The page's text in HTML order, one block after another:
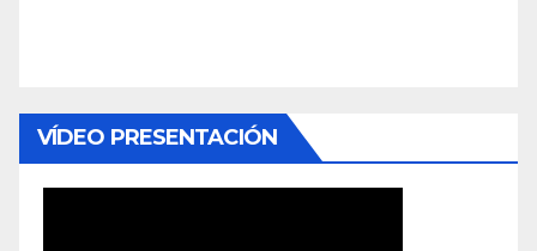
VÍDEO PRESENTACIÓN